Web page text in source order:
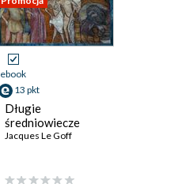
ebook
13 pkt
Długie
średniowiecze
Jacques Le Goff